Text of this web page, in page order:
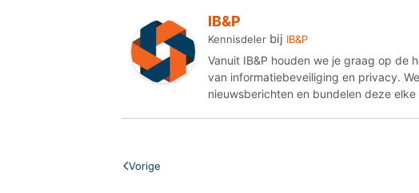
IB&P
Kennisdeler bij IB&P
Vanuit IB&P houden we je graag op de
van informatiebeveiliging en privacy.
nieuwsberichten en bundelen deze
Vorige